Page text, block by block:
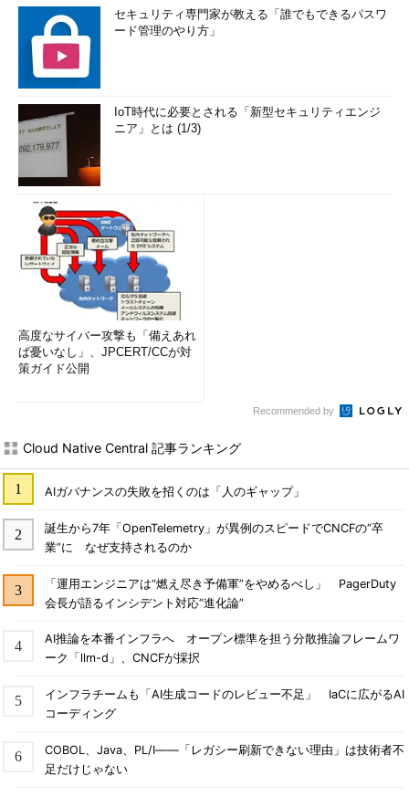
セキュリティ専門家が教える「誰でもできるパスワ
ード管理のやり方」
IoT時代に必要とされる「新型セキュリティエンジ
ニア」とは (1/3)
高度なサイバー攻撃も「備えあれ
ば憂いなし」、JPCERT/CCが対
策ガイド公開
Recommended by
Cloud Native Central 記事ランキング
AIガバナンスの失敗を招くのは「人のギャップ」
誕生から7年「OpenTelemetry」が異例のスピードでCNCFの“卒
業”に なぜ支持されるのか
「運用エンジニアは“燃え尽き予備軍”をやめるべし」 PagerDuty
会長が語るインシデント対応“進化論”
AI推論を本番インフラへ オープン標準を担う分散推論フレームワ
ーク「llm-d」、CNCFが採択
インフラチームも「AI生成コードのレビュー不足」 IaCに広がるAI
コーディング
COBOL、Java、PL/I――「レガシー刷新できない理由」は技術者不
足だけじゃない